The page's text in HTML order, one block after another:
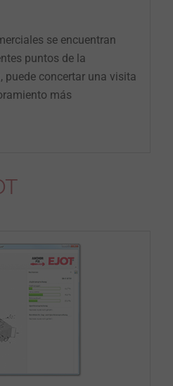
se encuentran
puntos de la
puede concertar una visita
más